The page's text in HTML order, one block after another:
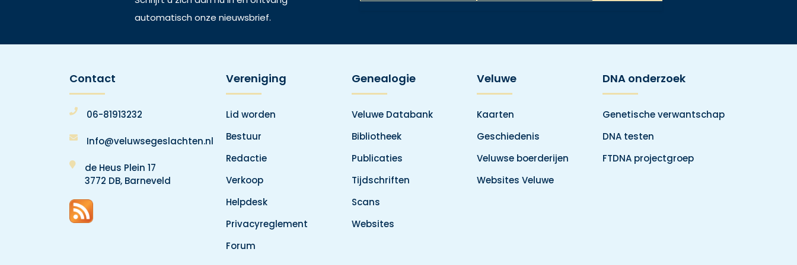
automatisch onze nieuwsbrief.
Contact
06-81913232
Info@veluwsegeslachten.nl
de Heus Plein 17
3772 DB, Barneveld
Vereniging
Lid worden
Bestuur
Redactie
Verkoop
Helpdesk
Privacyreglement
Forum
Genealogie
Veluwe Databank
Bibliotheek
Publicaties
Tijdschriften
Scans
Websites
Veluwe
Kaarten
Geschiedenis
Veluwse boerderijen
Websites Veluwe
DNA onderzoek
Genetische verwantschap
DNA testen
FTDNA projectgroep